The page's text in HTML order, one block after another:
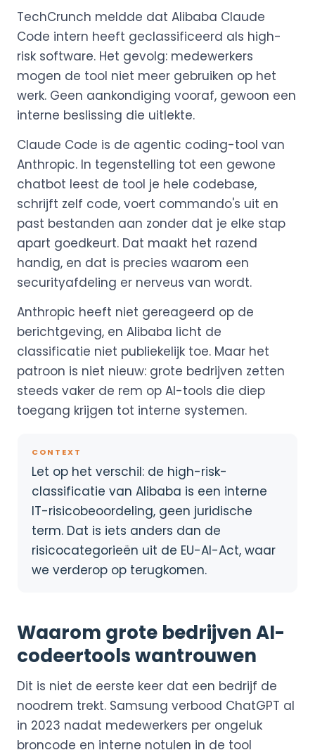
TechCrunch meldde dat Alibaba Claude
Code intern heeft geclassificeerd als high-
risk software. Het gevolg: medewerkers
mogen de tool niet meer gebruiken op het
werk. Geen aankondiging vooraf, gewoon een
interne beslissing die uitlekte.
Claude Code is de agentic coding-tool van
Anthropic. In tegenstelling tot een gewone
chatbot leest de tool je hele codebase,
schrijft zelf code, voert commando's uit en
past bestanden aan zonder dat je elke stap
apart goedkeurt. Dat maakt het razend
handig, en dat is precies waarom een
securityafdeling er nerveus van wordt.
Anthropic heeft niet gereageerd op de
berichtgeving, en Alibaba licht de
classificatie niet publiekelijk toe. Maar het
patroon is niet nieuw: grote bedrijven zetten
steeds vaker de rem op AI-tools die diep
toegang krijgen tot interne systemen.
CONTEXT
Let op het verschil: de high-risk-
classificatie van Alibaba is een interne
IT-risicobeoordeling, geen juridische
term. Dat is iets anders dan de
risicocategorieën uit de EU-AI-Act, waar
we verderop op terugkomen.
Waarom grote bedrijven AI-
codeertools wantrouwen
Dit is niet de eerste keer dat een bedrijf de
noodrem trekt. Samsung verbood ChatGPT al
in 2023 nadat medewerkers per ongeluk
broncode en interne notulen in de tool